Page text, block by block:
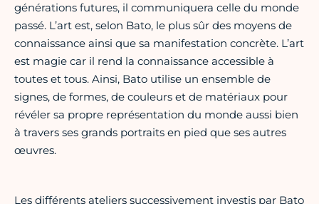
générations futures, il communiquera celle du monde
passé. L’art est, selon Bato, le plus sûr des moyens de
connaissance ainsi que sa manifestation concrète. L’art
est magie car il rend la connaissance accessible à
toutes et tous. Ainsi, Bato utilise un ensemble de
signes, de formes, de couleurs et de matériaux pour
révéler sa propre représentation du monde aussi bien
à travers ses grands portraits en pied que ses autres
œuvres.
Les différents ateliers successivement investis par Bato